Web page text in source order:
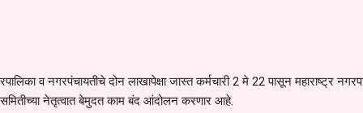
व नगरपंचायतीचे दोन लाखापेक्षा जास्त कर्मचारी 2 मे 22 पासून महाराष्ट्र
समितीच्या नेतृत्वात बेमुदत काम बंद आंदोलन करणार आहे.